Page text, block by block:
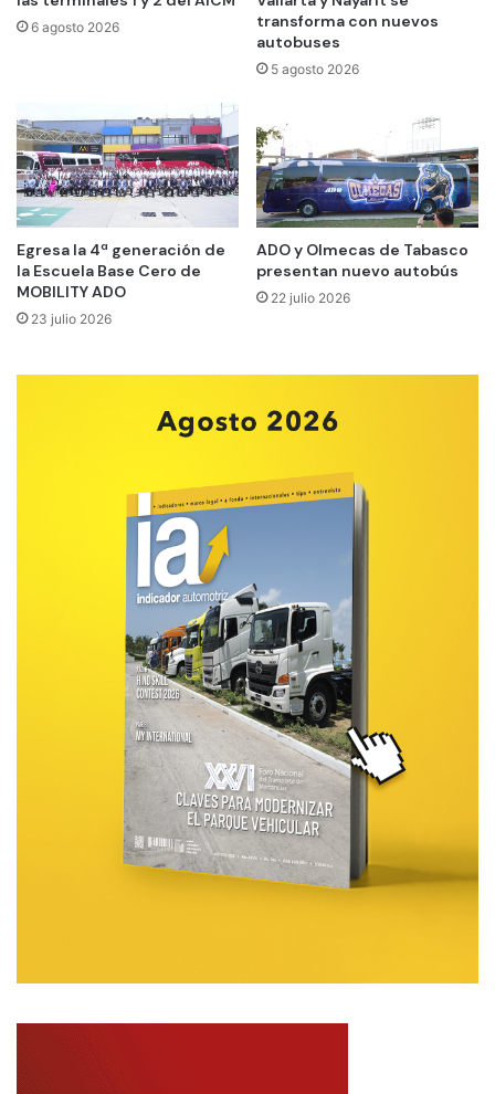
6 agosto 2026
transforma con nuevos
autobuses
5 agosto 2026
Egresa la 4ª generación de
la Escuela Base Cero de
MOBILITY ADO
23 julio 2026
ADO y Olmecas de Tabasco
presentan nuevo autobús
22 julio 2026